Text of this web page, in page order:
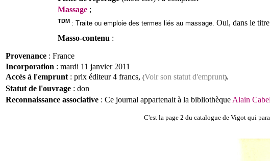
Massage;
TDM : Traite ou emploie des termes liés au massage. Oui, dans le
Masso-contenu:
Provenance : France
Incorporation : mardi 11 janvier 2011
Accès à l'emprunt : prix éditeur 4 francs, (Voir son statut d'emprunt).
Statut de l'ouvrage : don
Reconnaissance associative : Ce journal appartenait à la bibliothèque Alain
C'est la page 2 du catalogue de Vigot qui